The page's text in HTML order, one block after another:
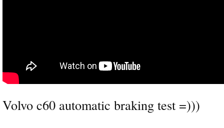
Volvo c60 automatic braking test =)))